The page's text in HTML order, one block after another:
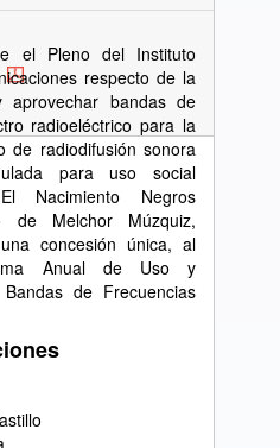
el Pleno del Instituto
respecto de la
bandas de
radioeléctrico para la
de radiodifusión sonora
para uso social
Nacimiento Negros
de Melchor Múzquiz,
concesión única, al
Anual de Uso y
de Frecuencias